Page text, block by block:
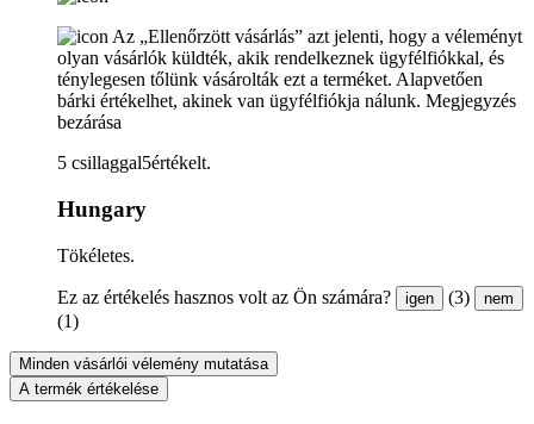
Az „Ellenőrzött vásárlás” azt jelenti, hogy a véleményt
olyan vásárlók küldték, akik rendelkeznek ügyfélfiókkal, és
ténylegesen tőlünk vásárolták ezt a terméket. Alapvetően
bárki értékelhet, akinek van ügyfélfiókja nálunk. Megjegyzés
bezárása
5 csillaggal5értékelt.
Hungary
Tökéletes.
Ez az értékelés hasznos volt az Ön számára? igen (3) nem
(1)
Minden vásárlói vélemény mutatása
A termék értékelése